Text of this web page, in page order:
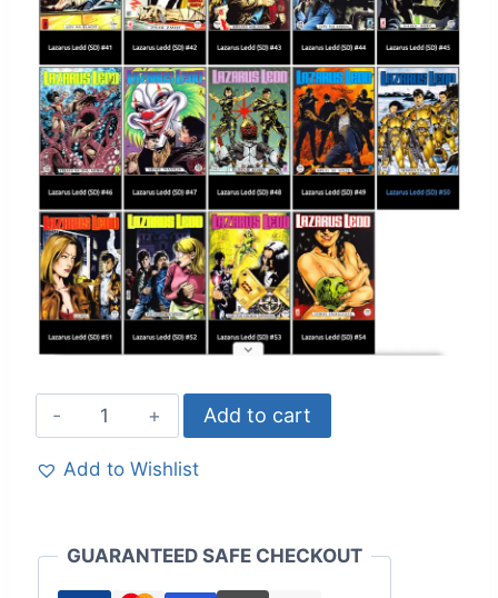
Add to cart
Add to Wishlist
GUARANTEED SAFE CHECKOUT